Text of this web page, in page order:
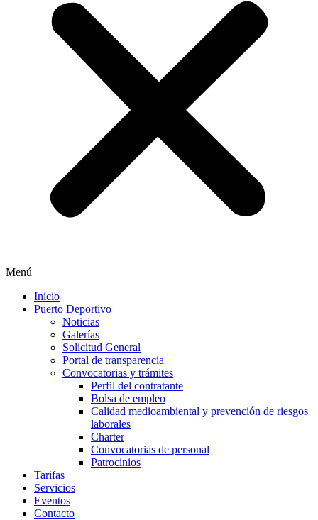
Menú
Inicio
Puerto Deportivo
Noticias
Galerías
Solicitud General
Portal de transparencia
Convocatorias y trámites
Perfil del contratante
Bolsa de empleo
Calidad medioambiental y prevención de riesgos
laborales
Charter
Convocatorias de personal
Patrocinios
Tarifas
Servicios
Eventos
Contacto